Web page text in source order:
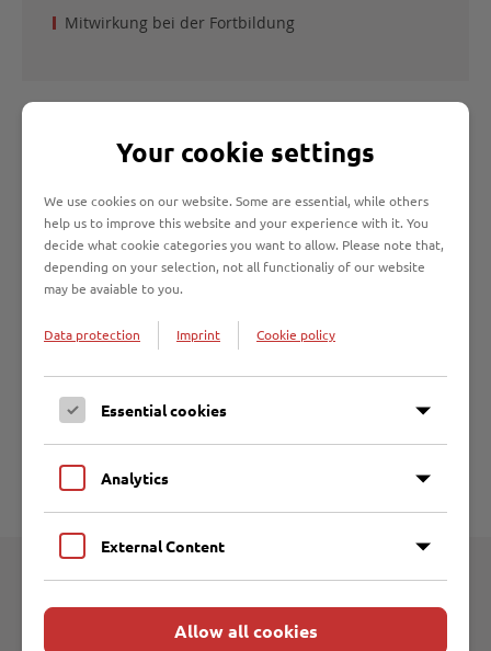
Mitwirkung bei der Fortbildung
Anti-Korruptionsbeauftragte sind weisungsungebunden.
Disziplinarbefugnisse sind mit der Rolle nicht verbunden.
Beschäftigte sowie Dritte können sich vertrauensvoll
mit allen Angelegenheiten zum Thema „Korruption“ und ggf.
Beobachtungen persönlich, telefonisch, per Mail oder über
dasanonyme Kontaktformular
Zudem besteht auch für jeden die Möglichkeit, bei einem
Korruptionsverdacht, die Anti-Korruptionsbeauftragten des
Landes Schleswig-Holstein zu kontaktieren.
werden selbstverständlich vertraulich behandelt.
Weitere Informationen
Your cookie settings
We use cookies on our website. Some are essential, while others
help us to improve this website and your experience with it. You
decide what cookie categories you want to allow. Please note that,
depending on your selection, not all functionaliy of our website
may be avaiable to you.
Data protection Imprint Cookie policy
Essential cookies
Analytics
External Content
Allow all cookies